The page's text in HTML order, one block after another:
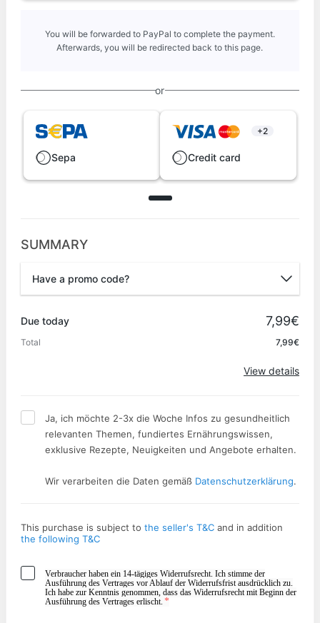
You will be forwarded to PayPal to complete the payment.
Afterwards, you will be redirected back to this page.
or
Sepa
+2
Credit card
SUMMARY
Have a promo code?
Due today 7,99€
Total 7,99€
View details
Ja, ich möchte 2-3x die Woche Infos zu gesundheitlich
relevanten Themen, fundiertes Ernährungswissen,
exklusive Rezepte, Neuigkeiten und Angebote erhalten.
Wir verarbeiten die Daten gemäß Datenschutzerklärung.
This purchase is subject to the seller's T&C and in addition
the following T&C
Verbraucher haben ein 14-tägiges Widerrufsrecht. Ich stimme der
Ausführung des Vertrages vor Ablauf der Widerrufsfrist ausdrücklich zu.
Ich habe zur Kenntnis genommen, dass das Widerrufsrecht mit Beginn der
Ausführung des Vertrages erlischt. *